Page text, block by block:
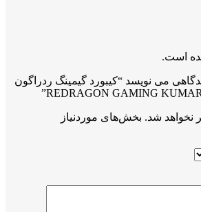
است.
می نویسد “کیبورد گیمینگ ردراگون
REDRAGON GAMING
نخواهد شد. بخش‌های موردنیاز